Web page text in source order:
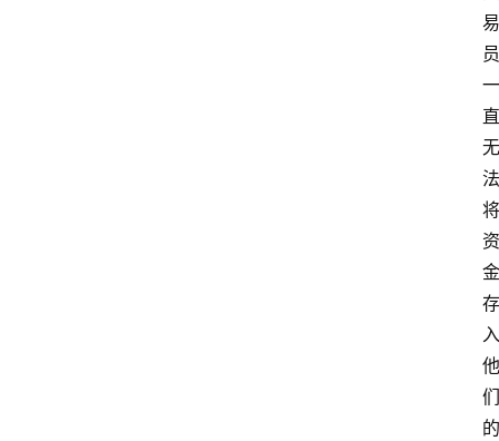
易
员
一
直
无
法
将
资
金
存
入
他
们
的